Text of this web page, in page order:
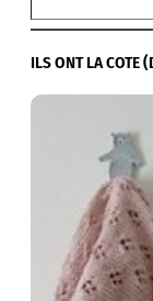
ILS ONT LA COTE